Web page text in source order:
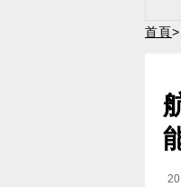
首頁>